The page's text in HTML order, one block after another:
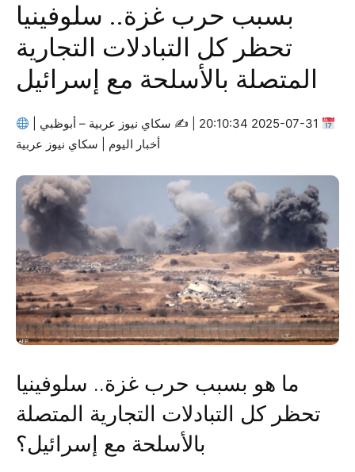
بسبب حرب غزة.. سلوفينيا
تحظر كل التبادلات التجارية
المتصلة بالأسلحة مع إسرائيل
سكاي نيوز عربية – أبوظبي |
أخبار اليوم | سكاي نيوز عربية
ما هو بسبب حرب غزة.. سلوفينيا
تحظر كل التبادلات التجارية المتصلة
بالأسلحة مع إسرائيل؟